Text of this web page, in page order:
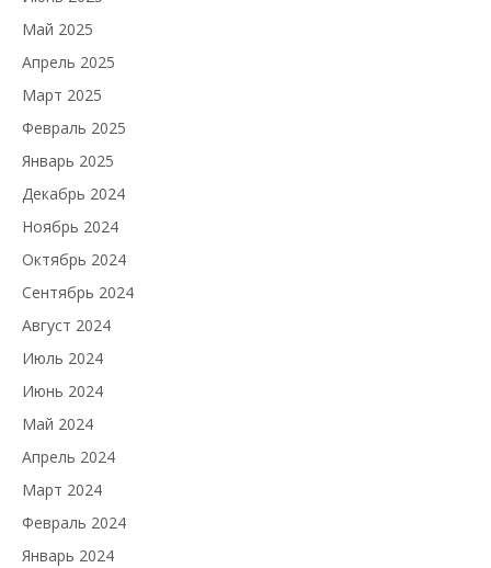
Май 2025
Апрель 2025
Март 2025
Февраль 2025
Январь 2025
Декабрь 2024
Ноябрь 2024
Октябрь 2024
Сентябрь 2024
Август 2024
Июль 2024
Июнь 2024
Май 2024
Апрель 2024
Март 2024
Февраль 2024
Январь 2024